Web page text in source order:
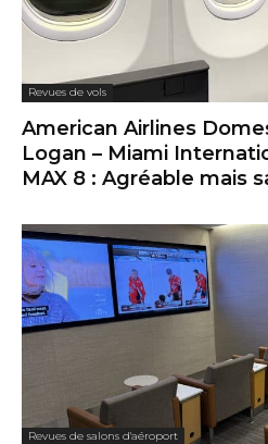
Revues de vols
American Airlines
Logan – Miami
MAX 8 : Agréable mais
Revues de salons d'aéroport